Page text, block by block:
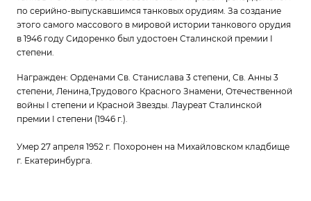
по серийно-выпускавшимся танковых орудиям. За создание
этого самого массового в мировой истории танкового орудия
в 1946 году Сидоренко был удостоен Сталинской премии I
степени.
Награжден: Орденами Св. Станислава 3 степени, Св. Анны 3
степени, Ленина,Трудового Красного Знамени, Отечественной
войны I степени и Красной Звезды. Лауреат Сталинской
премии I степени (1946 г.).
Умер 27 апреля 1952 г. Похоронен на Михайловском кладбище
г. Екатеринбурга.